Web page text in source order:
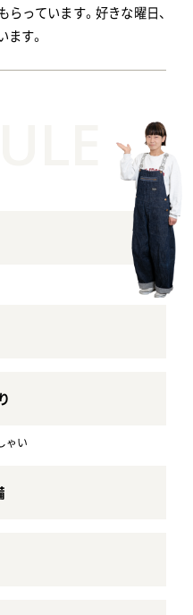
っています。好きな曜日、
す。
ゃい